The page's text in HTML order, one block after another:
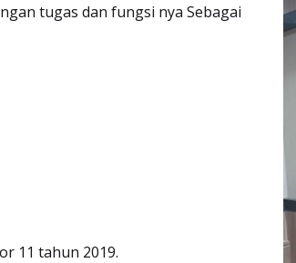
tugas dan fungsi nya Sebagai
11 tahun 2019.